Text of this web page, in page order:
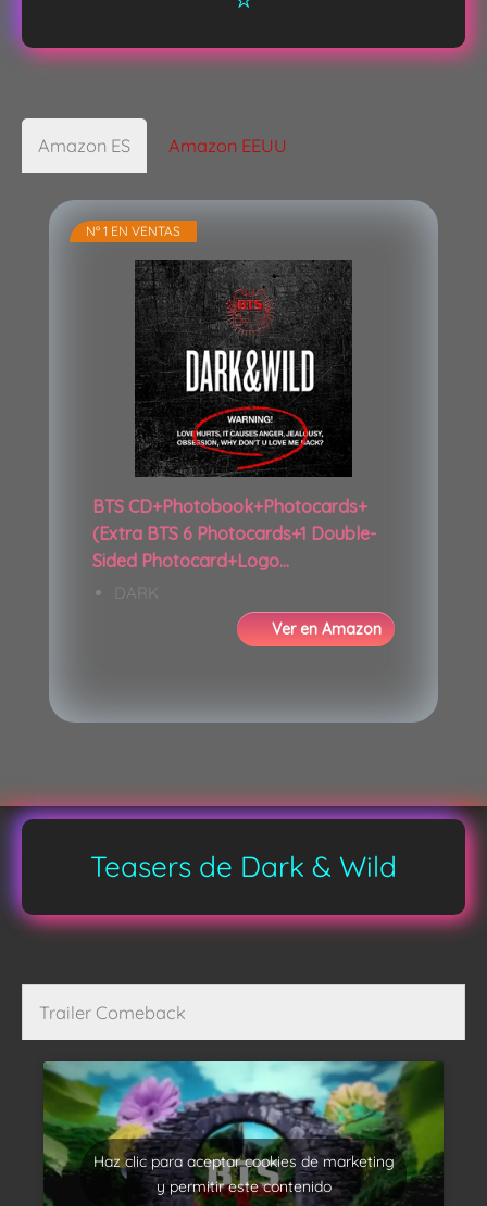
Amazon ES Amazon EEUU
Nº 1 EN VENTAS
BTS CD+Photobook+Photocards+
(Extra BTS 6 Photocards+1 Double-
Sided Photocard+Logo...
DARK
Ver en Amazon
Teasers de Dark & Wild
Trailer Comeback
Haz clic para aceptar cookies de marketing
y permitir este contenido